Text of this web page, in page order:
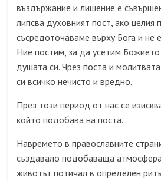
въздържание и лишение е
липсва духовният пост, ако целия
съсредоточаваме върху Бога и не
Ние постим, за да усетим Божието
душата си. Чрез поста и
си всичко нечисто и вредно.
През този период от нас се
който подобава на поста.
Навремето в православните
създавало подобаваща
животът потичал в определен